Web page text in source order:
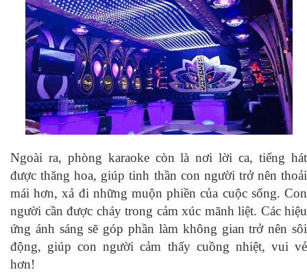
Ngoài ra, phòng karaoke còn là nơi lời ca, tiếng hát
được thăng hoa, giúp tinh thần con người trở nên thoải
mái hơn, xả đi những muộn phiền của cuộc sống. Con
người cần được cháy trong cảm xúc mãnh liệt. Các hiệu
ứng ánh sáng sẽ góp phần làm không gian trở nên sôi
động, giúp con người cảm thấy cuồng nhiệt, vui vẻ
hơn!